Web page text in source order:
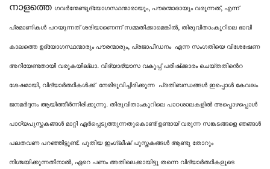
നാളത്തെ ഗവര്‍ന്മേണ്ടുദ്യോഗസ്ഥന്മാരായും, പൗരന്മാരായും വരുന്നത്, എന്ന്
പ്രമാണികൾ പറയുന്നത് ശരിയാണെന്ന് സമ്മതിക്കാമെങ്കിൽ, തിരുവിതാംകൂറിലെ ഭാവി
കാലത്തെ ഉദ്യോഗസ്ഥന്മാരും പൗരന്മാരും, പ്രജാപീഡനം എന്ന സംഗതിയെ വിശേഷേണ
അറിയേണ്ടതായി വരുകയില്ലാ. വിദ്യാഭ്യാസ വകുപ്പ് പരിഷ്‌ക്കാരം ചെയ്തതിൻെറ
ശേഷമായി, വിദ്യാർത്ഥികൾക്ക് നേരിടുവിച്ചിരിക്കുന്ന പ്രതിബന്ധങ്ങൾ ഇപ്പൊൾ കേവലം
ജനമർദ്ദനം ആയിത്തീർന്നിരിക്കുന്നു. തിരുവിതാംകൂറിലെ പാഠശാലകളിൽ അപ്പൊഴപ്പൊൾ
പാഠ്യപുസ്തകങ്ങൾ മാറ്റി ഏർപ്പെടുത്തുന്നതുകൊണ്ട് ഉണ്ടായ് വരുന്ന സങ്കടങ്ങളെ ഞങ്ങൾ
പലതവണ പറഞ്ഞിട്ടുണ്ട്. പുതിയ ഇംഗ്ലീഷ് പുസ്തകങ്ങൾ ആണ്ടു തോറും
നിശ്ചയിക്കുന്നതിനാൽ, ഏറെ പണം അതിലെക്കായിട്ടു തന്നെ വിദ്യാർത്ഥികളുടെ